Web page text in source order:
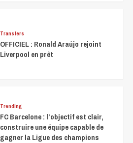
Transfers
OFFICIEL : Ronald Araújo rejoint
Liverpool en prêt
Trending
FC Barcelone : l’objectif est clair,
construire une équipe capable de
gagner la Ligue des champions